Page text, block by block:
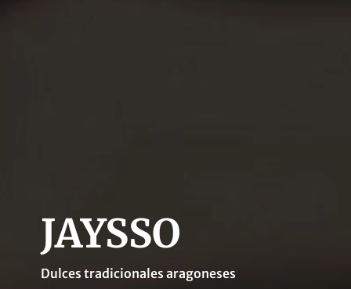
JAYSSO
Dulces tradicionales aragoneses